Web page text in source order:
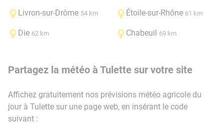
Livron-sur-Drôme 54 km Étoile-sur-Rhône 61 km
Die 62 km Chabeuil 69 km
Partagez la météo à Tulette sur votre site
Affichez gratuitement nos prévisions météo agricole du
jour à Tulette sur une page web, en insérant le code
suivant :